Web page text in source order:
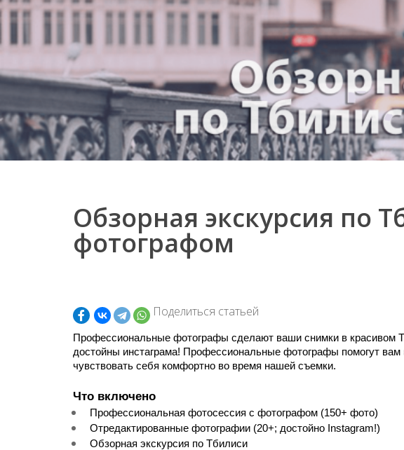
Обзорная экскурсия по
фотографом
Поделиться статьей
Профессиональные фотографы сделают ваши снимки в красивом
достойны инстаграма! Профессиональные фотографы помогут вам
чувствовать себя комфортно во время нашей съемки.
Что включено
Профессиональная фотосессия с фотографом (150+ фото)
Отредактированные фотографии (20+; достойно Instagram!)
Обзорная экскурсия по Тбилиси